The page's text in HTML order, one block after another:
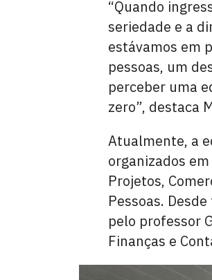
“Quando
seriedade e a
estávamos em
pessoas, um
perceber uma
zero”, destaca
Atualmente, a
organizados
Projetos,
Pessoas.
pelo professor
Finanças e